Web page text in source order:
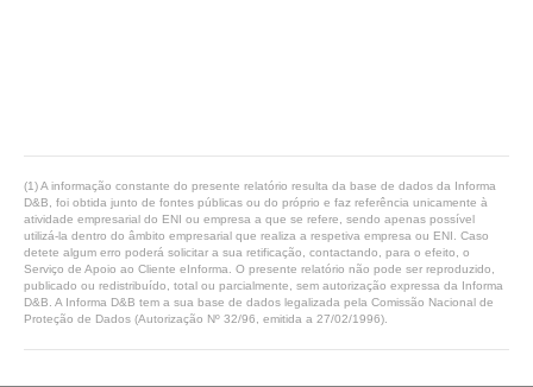
(1) A informação constante do presente relatório resulta da base de dados da Informa
D&B, foi obtida junto de fontes públicas ou do próprio e faz referência unicamente à
atividade empresarial do ENI ou empresa a que se refere, sendo apenas possível
utilizá-la dentro do âmbito empresarial que realiza a respetiva empresa ou ENI. Caso
detete algum erro poderá solicitar a sua retificação, contactando, para o efeito, o
Serviço de Apoio ao Cliente eInforma. O presente relatório não pode ser reproduzido,
publicado ou redistribuído, total ou parcialmente, sem autorização expressa da Informa
D&B. A Informa D&B tem a sua base de dados legalizada pela Comissão Nacional de
Proteção de Dados (Autorização Nº 32/96, emitida a 27/02/1996).